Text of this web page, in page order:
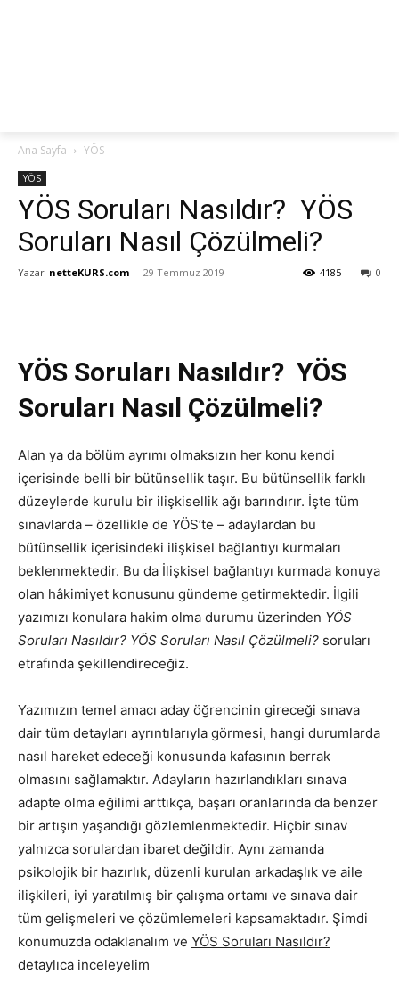
Ana Sayfa YÖS
YÖS
YÖS Soruları Nasıldır? YÖS
Soruları Nasıl Çözülmeli?
Yazar netteKURS.com - 29 Temmuz 2019 0
4185
YÖS Soruları Nasıldır? YÖS
Soruları Nasıl Çözülmeli?
Alan ya da bölüm ayrımı olmaksızın her konu kendi
içerisinde belli bir bütünsellik taşır. Bu bütünsellik farklı
düzeylerde kurulu bir ilişkisellik ağı barındırır. İşte tüm
sınavlarda – özellikle de YÖS’te – adaylardan bu
bütünsellik içerisindeki ilişkisel bağlantıyı kurmaları
beklenmektedir. Bu da İlişkisel bağlantıyı kurmada konuya
olan hâkimiyet konusunu gündeme getirmektedir. İlgili
yazımızı konulara hakim olma durumu üzerinden YÖS
Soruları Nasıldır? YÖS Soruları Nasıl Çözülmeli? soruları
etrafında şekillendireceğiz.
Yazımızın temel amacı aday öğrencinin gireceği sınava
dair tüm detayları ayrıntılarıyla görmesi, hangi durumlarda
nasıl hareket edeceği konusunda kafasının berrak
olmasını sağlamaktır. Adayların hazırlandıkları sınava
adapte olma eğilimi arttıkça, başarı oranlarında da benzer
bir artışın yaşandığı gözlemlenmektedir. Hiçbir sınav
yalnızca sorulardan ibaret değildir. Aynı zamanda
psikolojik bir hazırlık, düzenli kurulan arkadaşlık ve aile
ilişkileri, iyi yaratılmış bir çalışma ortamı ve sınava dair
tüm gelişmeleri ve çözümlemeleri kapsamaktadır. Şimdi
konumuzda odaklanalım ve YÖS Soruları Nasıldır?
detaylıca inceleyelim